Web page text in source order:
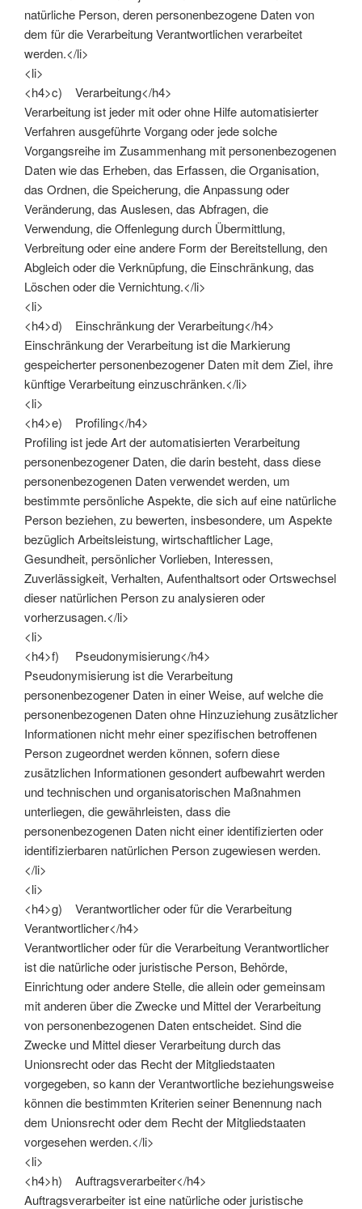
natürliche Person, deren personenbezogene Daten von
dem für die Verarbeitung Verantwortlichen verarbeitet
werden.</li>
<li>
<h4>c) Verarbeitung</h4>
Verarbeitung ist jeder mit oder ohne Hilfe automatisierter
Verfahren ausgeführte Vorgang oder jede solche
Vorgangsreihe im Zusammenhang mit personenbezogenen
Daten wie das Erheben, das Erfassen, die Organisation,
das Ordnen, die Speicherung, die Anpassung oder
Veränderung, das Auslesen, das Abfragen, die
Verwendung, die Offenlegung durch Übermittlung,
Verbreitung oder eine andere Form der Bereitstellung, den
Abgleich oder die Verknüpfung, die Einschränkung, das
Löschen oder die Vernichtung.</li>
<li>
<h4>d) Einschränkung der Verarbeitung</h4>
Einschränkung der Verarbeitung ist die Markierung
gespeicherter personenbezogener Daten mit dem Ziel, ihre
künftige Verarbeitung einzuschränken.</li>
<li>
<h4>e) Profiling</h4>
Profiling ist jede Art der automatisierten Verarbeitung
personenbezogener Daten, die darin besteht, dass diese
personenbezogenen Daten verwendet werden, um
bestimmte persönliche Aspekte, die sich auf eine natürliche
Person beziehen, zu bewerten, insbesondere, um Aspekte
bezüglich Arbeitsleistung, wirtschaftlicher Lage,
Gesundheit, persönlicher Vorlieben, Interessen,
Zuverlässigkeit, Verhalten, Aufenthaltsort oder Ortswechsel
dieser natürlichen Person zu analysieren oder
vorherzusagen.</li>
<li>
<h4>f) Pseudonymisierung</h4>
Pseudonymisierung ist die Verarbeitung
personenbezogener Daten in einer Weise, auf welche die
personenbezogenen Daten ohne Hinzuziehung zusätzlicher
Informationen nicht mehr einer spezifischen betroffenen
Person zugeordnet werden können, sofern diese
zusätzlichen Informationen gesondert aufbewahrt werden
und technischen und organisatorischen Maßnahmen
unterliegen, die gewährleisten, dass die
personenbezogenen Daten nicht einer identifizierten oder
identifizierbaren natürlichen Person zugewiesen werden.
</li>
<li>
<h4>g) Verantwortlicher oder für die Verarbeitung
Verantwortlicher</h4>
Verantwortlicher oder für die Verarbeitung Verantwortlicher
ist die natürliche oder juristische Person, Behörde,
Einrichtung oder andere Stelle, die allein oder gemeinsam
mit anderen über die Zwecke und Mittel der Verarbeitung
von personenbezogenen Daten entscheidet. Sind die
Zwecke und Mittel dieser Verarbeitung durch das
Unionsrecht oder das Recht der Mitgliedstaaten
vorgegeben, so kann der Verantwortliche beziehungsweise
können die bestimmten Kriterien seiner Benennung nach
dem Unionsrecht oder dem Recht der Mitgliedstaaten
vorgesehen werden.</li>
<li>
<h4>h) Auftragsverarbeiter</h4>
Auftragsverarbeiter ist eine natürliche oder juristische